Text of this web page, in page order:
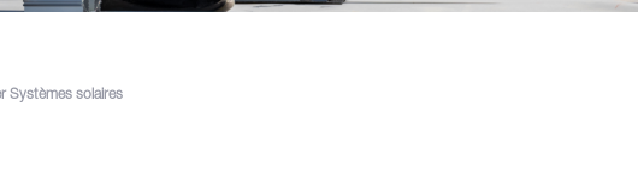
Systèmes solaires